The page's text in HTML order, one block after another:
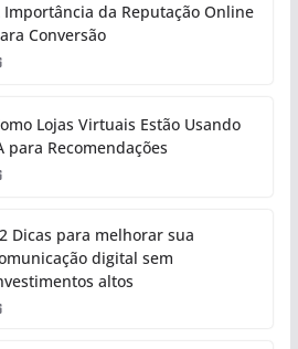
Importância da Reputação Online
Conversão
Lojas Virtuais Estão Usando
para Recomendações
Dicas para melhorar sua
digital sem
altos